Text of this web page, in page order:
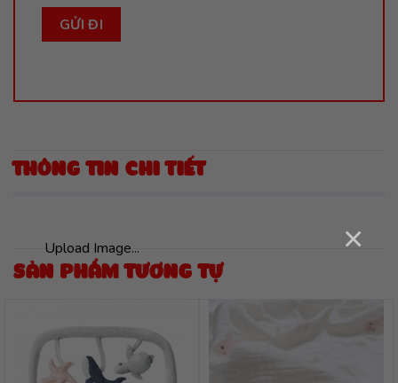
Upload Image... ×
THÔNG TIN CHI TIẾT
SẢN PHẨM TƯƠNG TỰ